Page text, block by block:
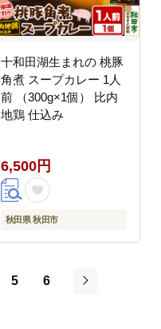
十和田湖生まれの 桃豚
角煮 スープカレー 1人
前 （300g×1個） 比内
地鶏 仕込み
6,500円
秋田県 秋田市
5
6